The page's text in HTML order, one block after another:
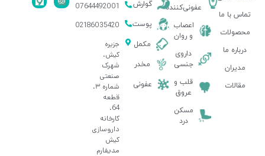
تماس با ما
محصولات
درباره ما
مدیران
مقالات
عفونی‌کننده
اعصاب
و روان
داروی
جنسی
قلب و
عروق
مسکن
درد
گوارش
پوست
مکمل
مخدر
عفونی
07644492001
02186035420
جزیره
کیش،
شهرک
صنعتی
شماره ۳،
قطعه
64،
کارخانه
داروسازی
کیش
مدیفارم